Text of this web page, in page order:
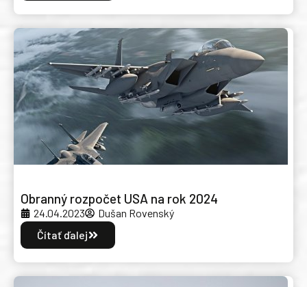
Obranný rozpočet USA na rok 2024
24.04.2023
Dušan Rovenský
Čítať ďalej